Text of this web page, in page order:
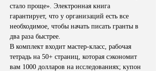
стало проще». Электронная книга
гарантирует, что у организаций есть все
необходимое, чтобы начать писать гранты в
два раза быстрее.
В комплект входит мастер-класс, рабочая
тетрадь на 50+ страниц, которая сэкономит
вам 1000 долларов на исследованиях; купон